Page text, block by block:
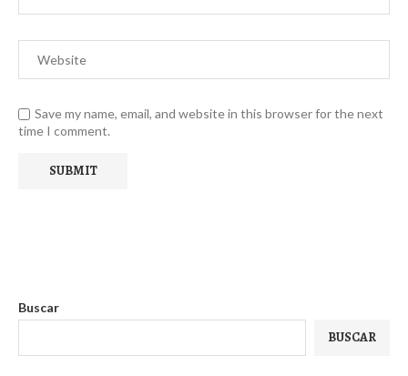
Save my name, email, and website in this browser for the next
time I comment.
Buscar
BUSCAR